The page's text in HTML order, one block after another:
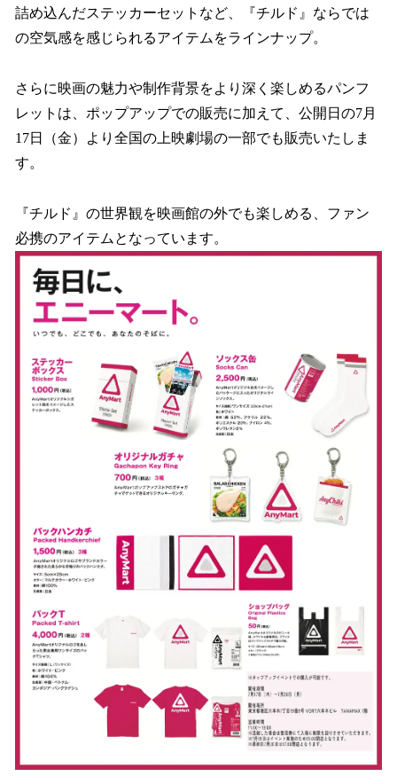
詰め込んだステッカーセットなど、『チルド』ならでは
の空気感を感じられるアイテムをラインナップ。
さらに映画の魅力や制作背景をより深く楽しめるパンフ
レットは、ポップアップでの販売に加えて、公開日の7月
17日（金）より全国の上映劇場の一部でも販売いたしま
す。
『チルド』の世界観を映画館の外でも楽しめる、ファン
必携のアイテムとなっています。